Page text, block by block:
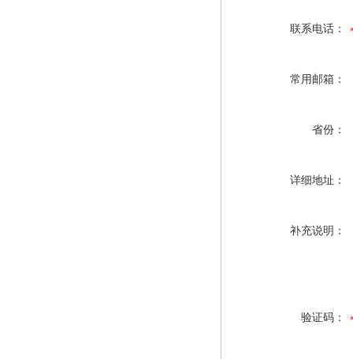
联系电话：
常用邮箱：
省份：
详细地址：
补充说明：
验证码：